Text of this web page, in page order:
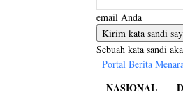
email Anda
Sebuah kata sandi
Portal Berita
NASIONAL